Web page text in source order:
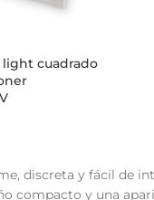
light cuadrado
discreta y fácil de
compacto y una